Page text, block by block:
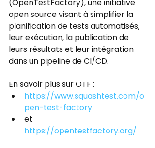
(OpenTestFactory), une initiative
open source visant à simplifier la
planification de tests automatisés,
leur exécution, la publication de
leurs résultats et leur intégration
dans un pipeline de CI/CD.
En savoir plus sur OTF :
https://www.squashtest.com/o
pen-test-factory
et
https://opentestfactory.org/